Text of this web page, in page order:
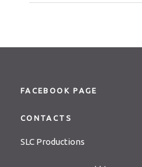
FACEBOOK PAGE
CONTACTS
SLC Productions